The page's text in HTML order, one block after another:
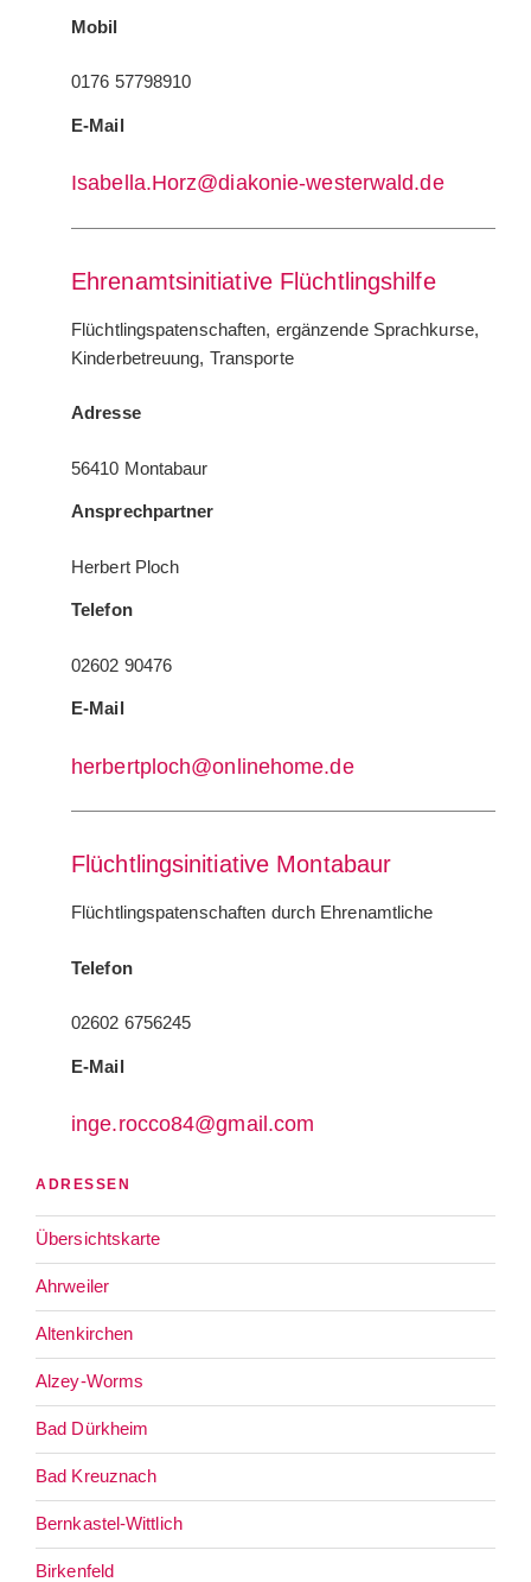
Mobil
0176 57798910
E-Mail
Isabella.Horz@diakonie-westerwald.de
Ehrenamtsinitiative Flüchtlingshilfe
Flüchtlingspatenschaften, ergänzende Sprachkurse,
Kinderbetreuung, Transporte
Adresse
56410 Montabaur
Ansprechpartner
Herbert Ploch
Telefon
02602 90476
E-Mail
herbertploch@onlinehome.de
Flüchtlingsinitiative Montabaur
Flüchtlingspatenschaften durch Ehrenamtliche
Telefon
02602 6756245
E-Mail
inge.rocco84@gmail.com
ADRESSEN
Übersichtskarte
Ahrweiler
Altenkirchen
Alzey-Worms
Bad Dürkheim
Bad Kreuznach
Bernkastel-Wittlich
Birkenfeld